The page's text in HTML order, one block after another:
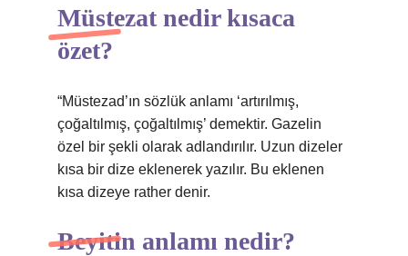
Müstezat nedir kısaca
özet?
“Müstezad’ın sözlük anlamı ‘artırılmış,
çoğaltılmış, çoğaltılmış’ demektir. Gazelin
özel bir şekli olarak adlandırılır. Uzun dizeler
kısa bir dize eklenerek yazılır. Bu eklenen
kısa dizeye rather denir.
Beyitin anlamı nedir?